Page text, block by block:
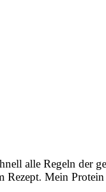
alle Regeln der
Rezept. Mein